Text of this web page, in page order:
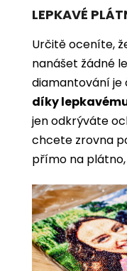
LEPKAVÉ
Určitě oceníte,
nanášet žádné
diamantování je
díky
jen odkrýváte
chcete zrovna
přímo na